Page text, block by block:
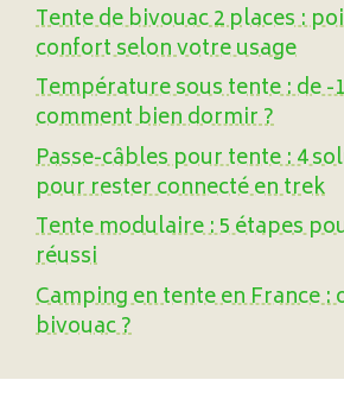
Tente de bivouac 2 places :
confort selon votre usage
Température sous tente : de -
comment bien dormir ?
Passe-câbles pour tente : 4
pour rester connecté en trek
Tente modulaire : 5 étapes
réussi
Camping en tente en France :
bivouac ?